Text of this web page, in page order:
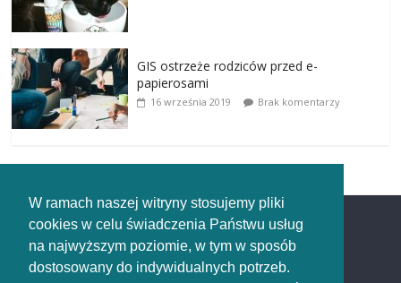
W ramach naszej witryny stosujemy pliki
cookies w celu świadczenia Państwu usług
na najwyższym poziomie, w tym w sposób
dostosowany do indywidualnych potrzeb.
GIS ostrzeże rodziców przed e-
papierosami
16 września 2019 Brak komentarzy
Redakcja